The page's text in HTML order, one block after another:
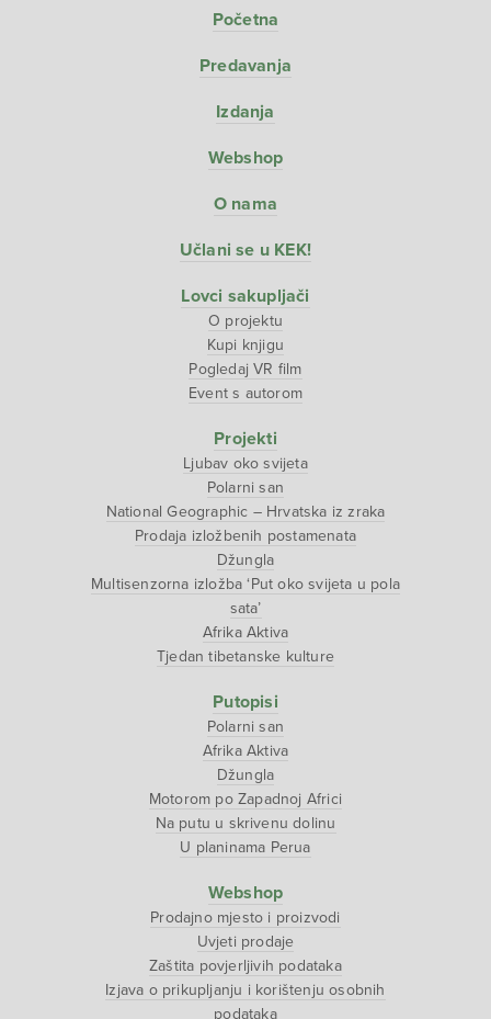
Početna
Predavanja
Izdanja
Webshop
O nama
Učlani se u KEK!
Lovci sakupljači
O projektu
Kupi knjigu
Pogledaj VR film
Event s autorom
Projekti
Ljubav oko svijeta
Polarni san
National Geographic – Hrvatska iz zraka
Prodaja izložbenih postamenata
Džungla
Multisenzorna izložba ‘Put oko svijeta u pola
sata’
Afrika Aktiva
Tjedan tibetanske kulture
Putopisi
Polarni san
Afrika Aktiva
Džungla
Motorom po Zapadnoj Africi
Na putu u skrivenu dolinu
U planinama Perua
Webshop
Prodajno mjesto i proizvodi
Uvjeti prodaje
Zaštita povjerljivih podataka
Izjava o prikupljanju i korištenju osobnih
podataka